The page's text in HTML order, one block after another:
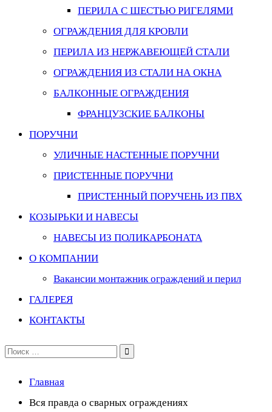
ПЕРИЛА С ШЕСТЬЮ РИГЕЛЯМИ
ОГРАЖДЕНИЯ ДЛЯ КРОВЛИ
ПЕРИЛА ИЗ НЕРЖАВЕЮЩЕЙ СТАЛИ
ОГРАЖДЕНИЯ ИЗ СТАЛИ НА ОКНА
БАЛКОННЫЕ ОГРАЖДЕНИЯ
ФРАНЦУЗСКИЕ БАЛКОНЫ
ПОРУЧНИ
УЛИЧНЫЕ НАСТЕННЫЕ ПОРУЧНИ
ПРИСТЕННЫЕ ПОРУЧНИ
ПРИСТЕННЫЙ ПОРУЧЕНЬ ИЗ ПВХ
КОЗЫРЬКИ И НАВЕСЫ
НАВЕСЫ ИЗ ПОЛИКАРБОНАТА
О КОМПАНИИ
Вакансии монтажник ограждений и перил
ГАЛЕРЕЯ
КОНТАКТЫ
Поиск
Главная
Вся правда о сварных ограждениях